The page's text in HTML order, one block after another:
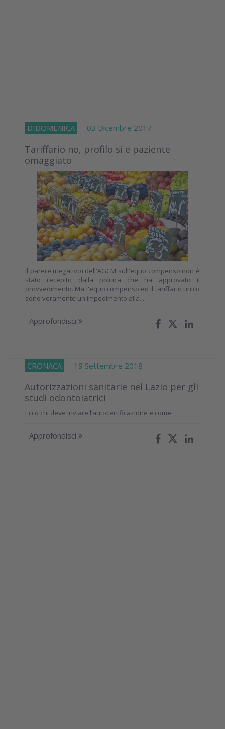
DIDOMENICA 03 Dicembre 2017
Tariffario no, profilo si e paziente
omaggiato
Il parere (negativo) dell'AGCM sull'equo compenso non è
stato recepito dalla politica che ha approvato il
provvedimento. Ma l'equo compenso ed il tariffario unico
sono veramente un impedimento alla...
Approfondisci
CRONACA 19 Settembre 2018
Autorizzazioni sanitarie nel Lazio per gli
studi odontoiatrici
Ecco chi deve inviare l’autocertificazione e come
Approfondisci